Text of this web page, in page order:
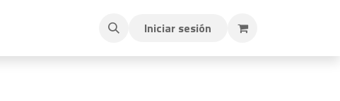
Iniciar sesión